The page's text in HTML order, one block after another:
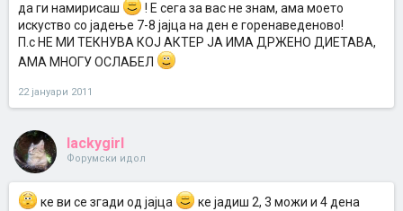
да ги намирисаш
! Е сега за вас не знам, ама моето
искуство со јадење 7-8 јајца на ден е горенаведеново!
П.с НЕ МИ ТЕКНУВА КОЈ АКТЕР ЈА ИМА ДРЖЕНО ДИЕТАВА,
АМА МНОГУ ОСЛАБЕЛ
22 јануари 2011
lackygirl
Форумски идол
ке ви се згади од јајца
ке јадиш 2, 3 можи и 4 дена